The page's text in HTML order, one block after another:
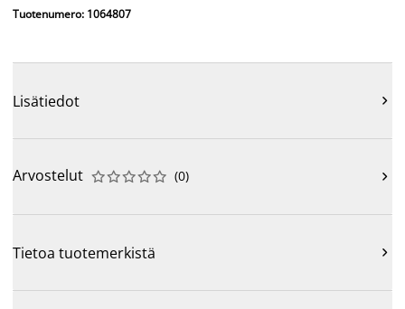
Tuotenumero: 1064807
Lisätiedot 
Arvostelut 




 (0) 
Tietoa tuotemerkistä 